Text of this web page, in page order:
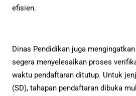
efisien.
Dinas Pendidikan juga
segera menyelesaikan proses
waktu pendaftaran ditutup. Untuk
(SD), tahapan pendaftaran dibuka